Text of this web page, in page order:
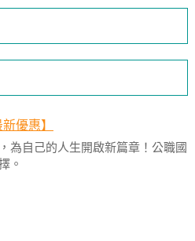
優惠】
為自己的人生開啟新篇章！公職國
。